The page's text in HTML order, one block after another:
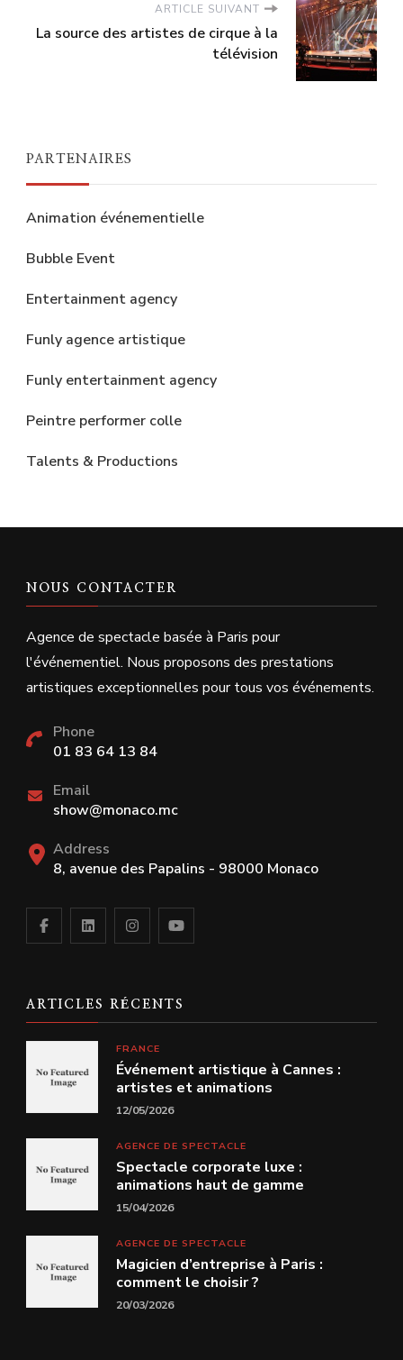
ARTICLE SUIVANT
La source des artistes de cirque à la
télévision
PARTENAIRES
Animation événementielle
Bubble Event
Entertainment agency
Funly agence artistique
Funly entertainment agency
Peintre performer colle
Talents & Productions
NOUS CONTACTER
Agence de spectacle basée à Paris pour
l'événementiel. Nous proposons des prestations
artistiques exceptionnelles pour tous vos événements.
Phone
01 83 64 13 84
Email
show@monaco.mc
Address
8, avenue des Papalins - 98000 Monaco
ARTICLES RÉCENTS
FRANCE
Événement artistique à Cannes :
artistes et animations
12/05/2026
AGENCE DE SPECTACLE
Spectacle corporate luxe :
animations haut de gamme
15/04/2026
AGENCE DE SPECTACLE
Magicien d’entreprise à Paris :
comment le choisir ?
20/03/2026